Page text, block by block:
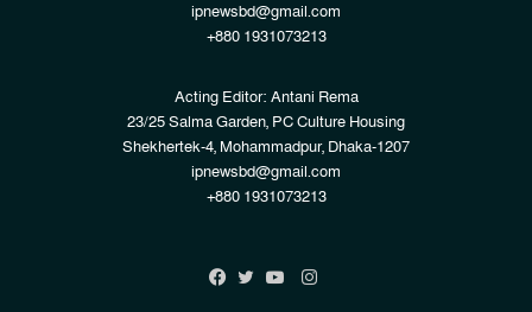
ipnewsbd@gmail.com
+880 1931073213
Acting Editor: Antani Rema
23/25 Salma Garden, PC Culture Housing
Shekhertek-4, Mohammadpur, Dhaka-1207
ipnewsbd@gmail.com
+880 1931073213
Instagram